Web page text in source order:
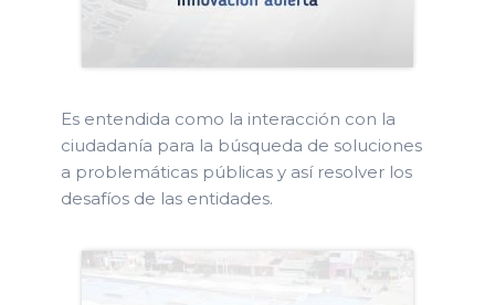
Es entendida como la interacción con la
ciudadanía para la búsqueda de soluciones
a problemáticas públicas y así resolver los
desafíos de las entidades.